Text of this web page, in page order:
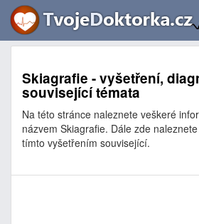
Skiagrafie - vyšetření,
související témata
Na této stránce naleznete veškeré
názvem Skiagrafie. Dále zde
tímto vyšetřením související.